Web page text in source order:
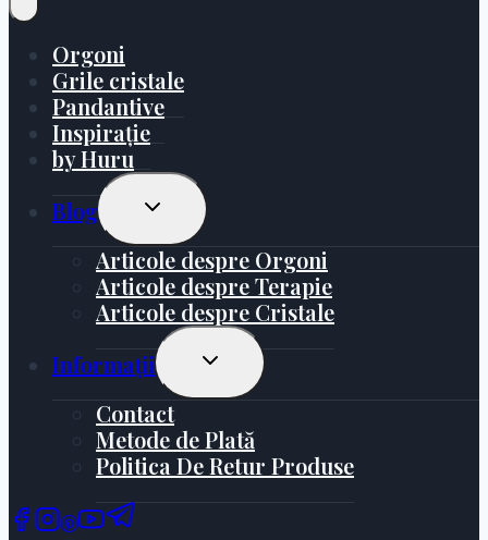
Orgoni
Grile cristale
Pandantive
Inspirație
by Huru
Blog
Toggle
Menu
Articole despre Orgoni
Articole despre Terapie
Articole despre Cristale
Informații
Toggle
Menu
Contact
Metode de Plată
Politica De Retur Produse